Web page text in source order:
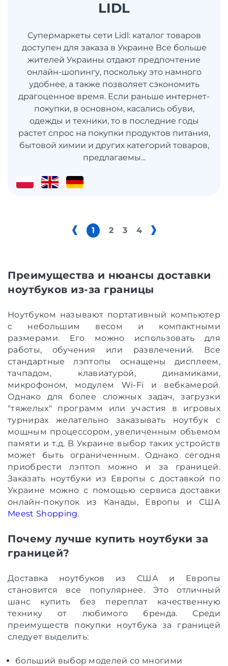
LIDL
Супермаркеты сети Lidl: каталог товаров
доступен для заказа в Украине Все больше
жителей Украины отдают предпочтение
онлайн-шопингу, поскольку это намного
удобнее, а также позволяет сэкономить
драгоценное время. Если раньше интернет-
покупки, в основном, касались обуви,
одежды и техники, то в последние годы
растет спрос на покупки продуктов питания,
бытовой химии и других категорий товаров,
предлагаемы...
1 2 3 4
Преимущества и нюансы доставки
ноутбуков из-за границы
Ноутбуком называют портативный компьютер
с небольшим весом и компактными
размерами. Его можно использовать для
работы, обучения или развлечений. Все
стандартные лэптопы оснащены дисплеем,
тачпадом, клавиатурой, динамиками,
микрофоном, модулем Wi-Fi и вебкамерой.
Однако для более сложных задач, загрузки
"тяжелых" программ или участия в игровых
турнирах желательно заказывать ноутбук с
мощным процессором, увеличенным объемом
памяти и т.д. В Украине выбор таких устройств
может быть ограниченным. Однако сегодня
приобрести лэптоп можно и за границей.
Заказать ноутбуки из Европы с доставкой по
Украине можно с помощью сервиса доставки
онлайн-покупок из Канады, Европы и США
Meest Shopping.
Почему лучше купить ноутбуки за
границей?
Доставка ноутбуков из США и Европы
становится все популярнее. Это отличный
шанс купить без переплат качественную
технику от любимого бренда. Среди
преимуществ покупки ноутбука за границей
следует выделить:
больший выбор моделей со многими